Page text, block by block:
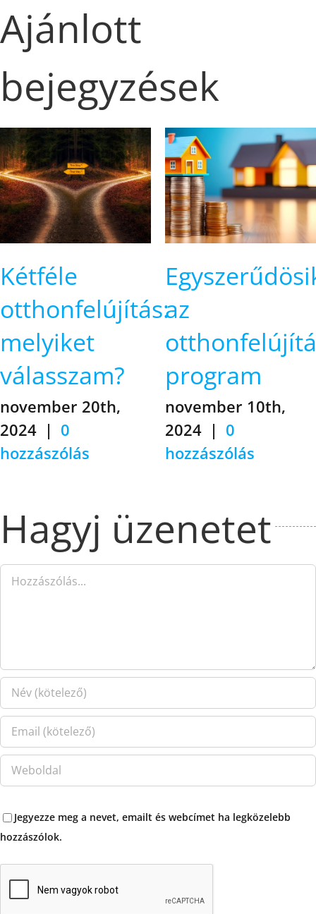
Ajánlott
bejegyzések
Kétféle
otthonfelújítás:
melyiket
válasszam?
november 20th,
2024 | 0
hozzászólás
az
program
november 10th,
2024 | 0
hozzászólás
Hagyj üzenetet
Jegyezze meg a nevet, emailt és webcímet ha legközelebb
hozzászólok.